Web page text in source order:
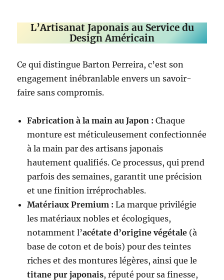
L’Artisanat Japonais au Service du
Design Américain
Ce qui distingue Barton Perreira, c’est son
engagement inébranlable envers un savoir-
faire sans compromis.
Fabrication à la main au Japon : Chaque
monture est méticuleusement confectionnée
à la main par des artisans japonais
hautement qualifiés. Ce processus, qui prend
parfois des semaines, garantit une précision
et une finition irréprochables.
Matériaux Premium : La marque privilégie
les matériaux nobles et écologiques,
notamment l’acétate d’origine végétale (à
base de coton et de bois) pour des teintes
riches et des montures légères, ainsi que le
titane pur japonais, réputé pour sa finesse,